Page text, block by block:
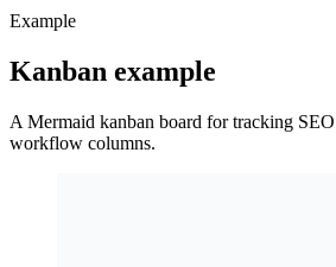
Example
Kanban example
A Mermaid kanban board for tracking
workflow columns.